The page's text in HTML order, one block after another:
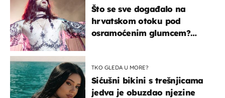
Što se sve događalo na
hrvatskom otoku pod
osramoćenim glumcem?
TKO GLEDA U MORE?
Sićušni bikini s trešnjicama
jedva je obuzdao njezine